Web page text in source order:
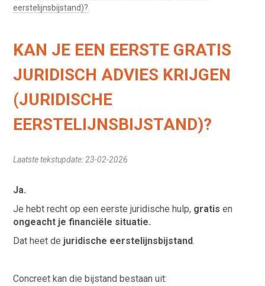
eerstelijnsbijstand)?
KAN JE EEN EERSTE GRATIS
JURIDISCH ADVIES KRIJGEN
(JURIDISCHE
EERSTELIJNSBIJSTAND)?
Laatste tekstupdate: 23-02-2026
Ja.
Je hebt recht op een eerste juridische hulp, gratisen
ongeacht je financiële situatie.
Dat heet de juridische eerstelijnsbijstand.
Concreet kan die bijstand bestaan uit: